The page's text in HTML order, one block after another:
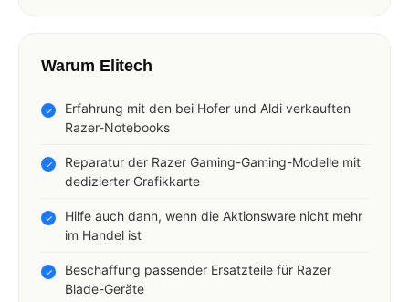
Warum Elitech
Erfahrung mit den bei Hofer und Aldi verkauften
Razer-Notebooks
Reparatur der Razer Gaming-Gaming-Modelle mit
dedizierter Grafikkarte
Hilfe auch dann, wenn die Aktionsware nicht mehr
im Handel ist
Beschaffung passender Ersatzteile für Razer
Blade-Geräte